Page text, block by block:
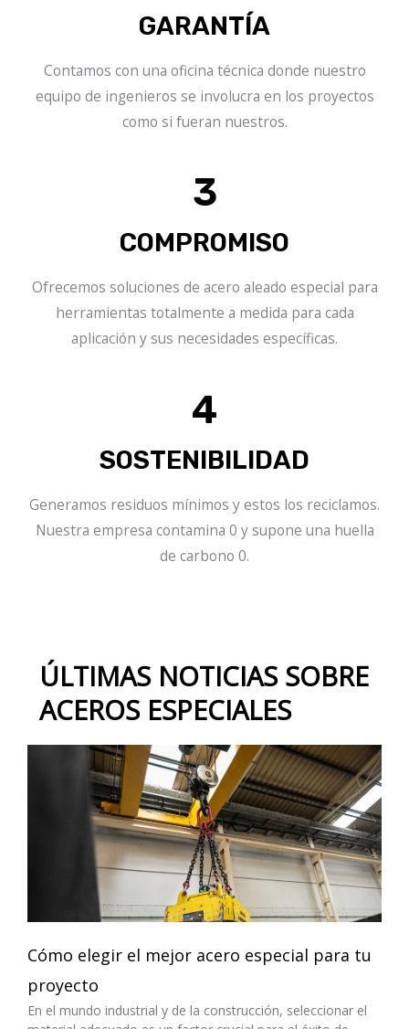
GARANTÍA
Contamos con una oficina técnica donde nuestro
equipo de ingenieros se involucra en los proyectos
como si fueran nuestros.
3
COMPROMISO
Ofrecemos soluciones de acero aleado especial para
herramientas totalmente a medida para cada
aplicación y sus necesidades específicas.
4
SOSTENIBILIDAD
Generamos residuos mínimos y estos los reciclamos.
Nuestra empresa contamina 0 y supone una huella
de carbono 0.
ÚLTIMAS NOTICIAS SOBRE
ACEROS ESPECIALES
Cómo elegir el mejor acero especial para tu
proyecto
En el mundo industrial y de la construcción, seleccionar el